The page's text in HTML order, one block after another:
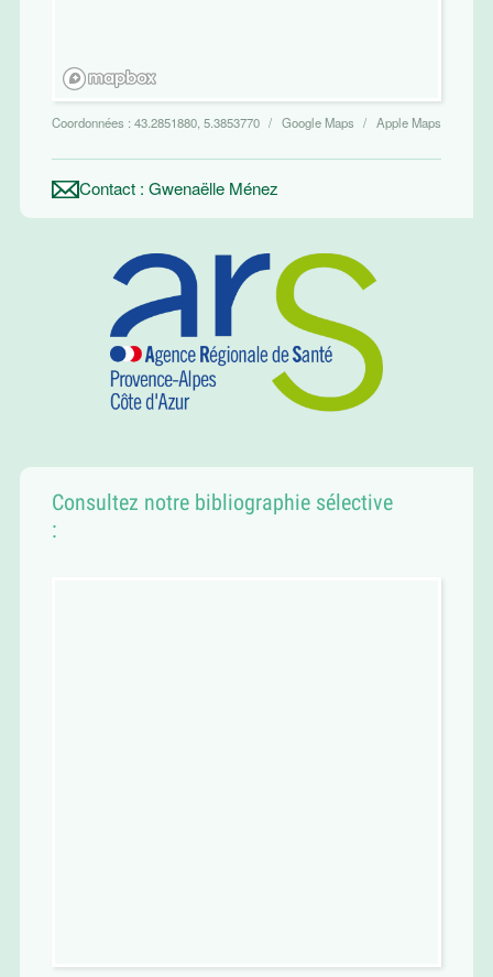
Coordonnées : 43.2851880, 5.3853770 Google Maps Apple Maps
Contact : Gwenaëlle Ménez
Consultez notre bibliographie sélective
: